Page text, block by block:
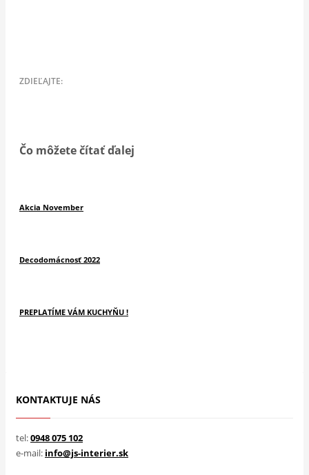
Čo môžete čítať ďalej
Akcia November
Decodomácnosť 2022
PREPLATÍME VÁM KUCHYŇU !
KONTAKTUJE NÁS
tel:0948 075 102
e-mail: info@js-interier.sk